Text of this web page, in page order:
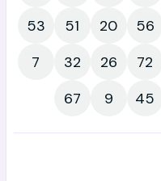
53
51 20 56
7
32 26 72
67
9 45